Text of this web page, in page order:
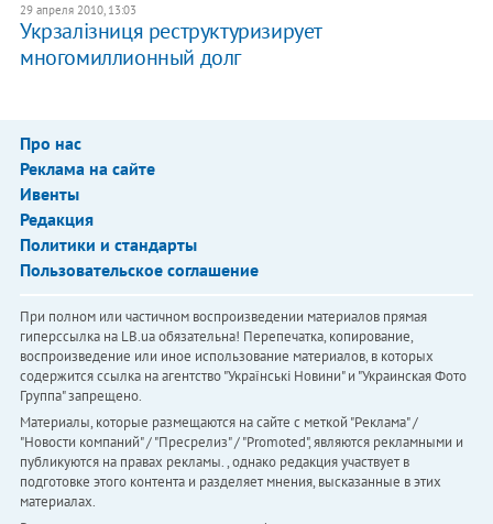
29 апреля 2010, 13:03
Укрзалізниця реструктуризирует
многомиллионный долг
Про нас
Реклама на сайте
Ивенты
Редакция
Политики и стандарты
Пользовательское соглашение
При полном или частичном воспроизведении материалов прямая
гиперссылка на LB.ua обязательна! Перепечатка, копирование,
воспроизведение или иное использование материалов, в которых
содержится ссылка на агентство "Українськi Новини" и "Украинская Фото
Группа" запрещено.
Материалы, которые размещаются на сайте с меткой "Реклама" /
"Новости компаний" / "Пресрелиз" / "Promoted", являются рекламными и
публикуются на правах рекламы. , однако редакция участвует в
подготовке этого контента и разделяет мнения, высказанные в этих
материалах.